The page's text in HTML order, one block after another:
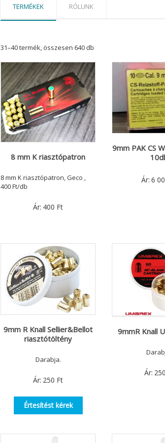
TERMÉKEK RÓLUNK
31–40 termék, összesen 640 db
8 mm K riasztópatron
8 mm K riasztópatron, Geco ,
400 Ft/db
Ár: 400 Ft
9mm PAK CS
Ár: 6
9mm R Knall Sellier&Bellot
riasztótöltény
Darabja.
Ár: 250 Ft
Értesítést kérek
9mmR Knall
Ár: 250